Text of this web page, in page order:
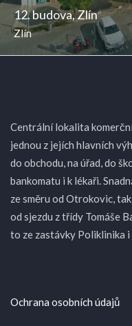
12. budova, Zlín
Zlín
Centrální lokalita
jednou z jejích hlavních
do obchodu, na úřad, do
bankomatu i k lékaři.
ze směru od Otrokovic,
od sjezdu z třídy Tomáše
to ze zastávky Poliklinika i
Ochrana osobních údajů